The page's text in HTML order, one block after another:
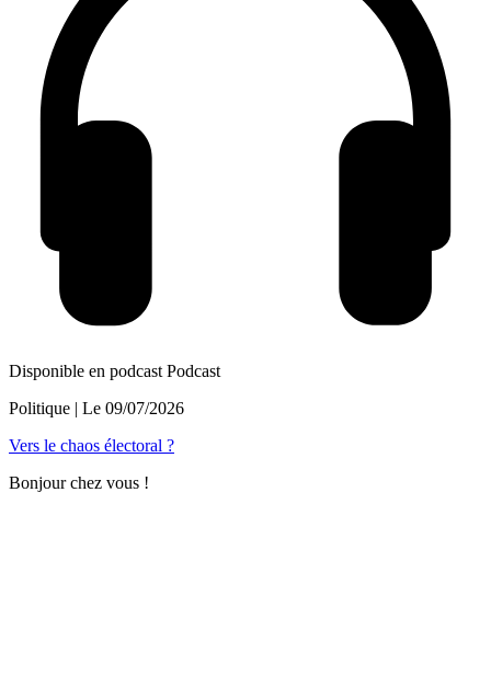
Disponible en podcast Podcast
Politique | Le 09/07/2026
Vers le chaos électoral ?
Bonjour chez vous !